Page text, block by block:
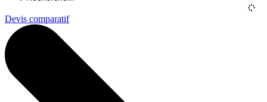
Devis comparatif